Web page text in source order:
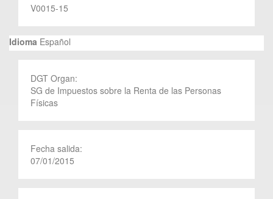
V0015-15
Idioma Español
DGT Organ:
SG de Impuestos sobre la Renta de las Personas
Físicas
Fecha salida:
07/01/2015